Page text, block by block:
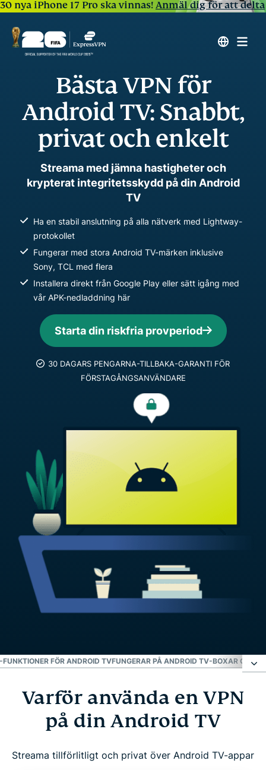
30 nya iPhone 17 Pro ska vinnas!Anmäl dig för att delta
Bästa VPN för
Android TV: Snabbt,
privat och enkelt
Streama med jämna hastigheter och
krypterat integritetsskydd på din Android
TV
Ha en stabil anslutning på alla nätverk med Lightway-
protokollet
Fungerar med stora Android TV-märken inklusive
Sony, TCL med flera
Installera direkt från Google Play eller sätt igång med
vår APK-nedladdning här
Starta din riskfria provperiod
30 DAGARS PENGARNA-TILLBAKA-GARANTI FÖR
FÖRSTAGÅNGSANVÄNDARE
FÖR ANDROID TVFUNGERAR PÅ ANDROID TV-BOXAR OCH
Varför använda en VPN på din Android TV
Hur du konfigurerar ExpressVPN på Android TV i
Varför använda en VPN
på din Android TV
Streama tillförlitligt och privat över Android TV-appar